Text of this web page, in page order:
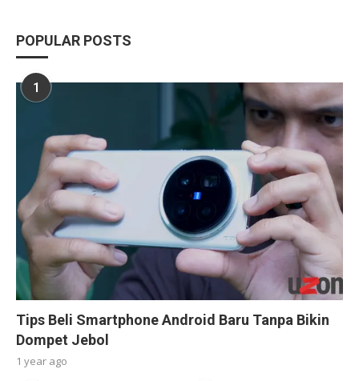
POPULAR POSTS
1
Tips Beli Smartphone Android Baru Tanpa Bikin
Dompet Jebol
1 year ago